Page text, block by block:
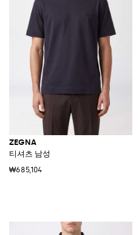
ZEGNA
티셔츠 남성
₩685,104